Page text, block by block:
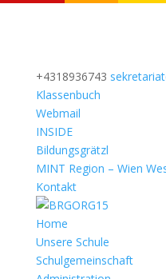
+4318936743
Klassenbuch
Webmail
INSIDE
Bildungsgrätzl
MINT Region – Wien
Kontakt
Home
Unsere Schule
Schulgemeinschaft